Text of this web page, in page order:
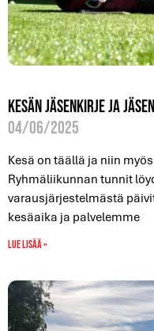
Kesän jäsenkirje ja
04/06/2025
Kesä on täällä ja niin
Ryhmäliikunnan tunnit
varausjärjestelmästä
kesäaika ja palvelemme
Lue lisää »